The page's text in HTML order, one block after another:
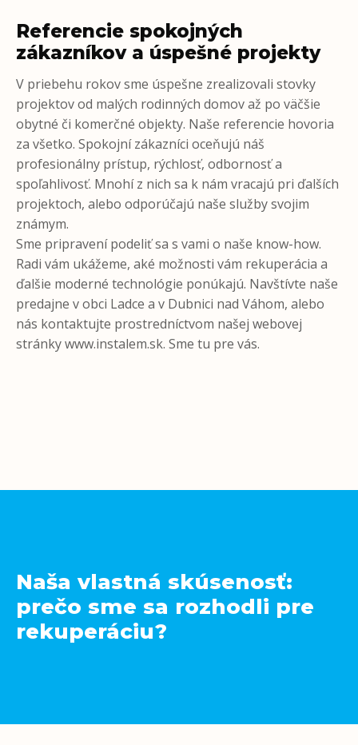
Referencie spokojných
zákazníkov a úspešné projekty
V priebehu rokov sme úspešne zrealizovali stovky
projektov od malých rodinných domov až po väčšie
obytné či komerčné objekty. Naše referencie hovoria
za všetko. Spokojní zákazníci oceňujú náš
profesionálny prístup, rýchlosť, odbornosť a
spoľahlivosť. Mnohí z nich sa k nám vracajú pri ďalších
projektoch, alebo odporúčajú naše služby svojim
známym.
Sme pripravení podeliť sa s vami o naše know-how.
Radi vám ukážeme, aké možnosti vám rekuperácia a
ďalšie moderné technológie ponúkajú. Navštívte naše
predajne v obci Ladce a v Dubnici nad Váhom, alebo
nás kontaktujte prostredníctvom našej webovej
stránky www.instalem.sk. Sme tu pre vás.
Naša vlastná skúsenosť:
prečo sme sa rozhodli pre
rekuperáciu?